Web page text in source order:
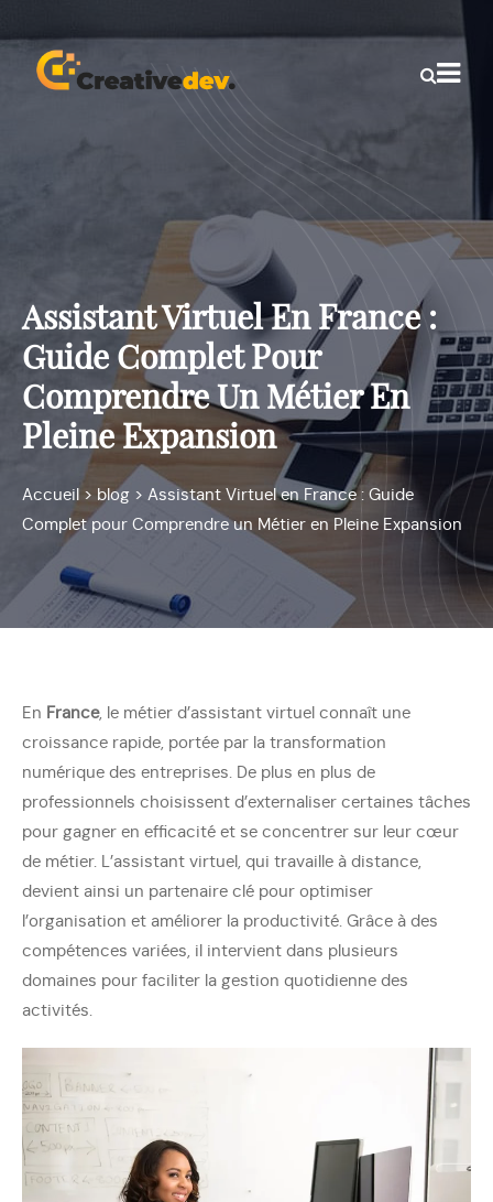
Assistant Virtuel En France :
Guide Complet Pour
Comprendre Un Métier En
Pleine Expansion
Accueil > blog > Assistant Virtuel en France : Guide
Complet pour Comprendre un Métier en Pleine Expansion
En France, le métier d’assistant virtuel connaît une
croissance rapide, portée par la transformation
numérique des entreprises. De plus en plus de
professionnels choisissent d’externaliser certaines tâches
pour gagner en efficacité et se concentrer sur leur cœur
de métier. L’assistant virtuel, qui travaille à distance,
devient ainsi un partenaire clé pour optimiser
l’organisation et améliorer la productivité. Grâce à des
compétences variées, il intervient dans plusieurs
domaines pour faciliter la gestion quotidienne des
activités.